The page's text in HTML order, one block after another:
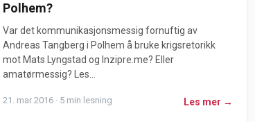
Polhem?
Var det kommunikasjonsmessig fornuftig av
Andreas Tangberg i Polhem å bruke krigsretorikk
mot Mats Lyngstad og Inzipre.me? Eller
amatørmessig? Les...
21. mar 2016 · 5 min lesning Les mer →